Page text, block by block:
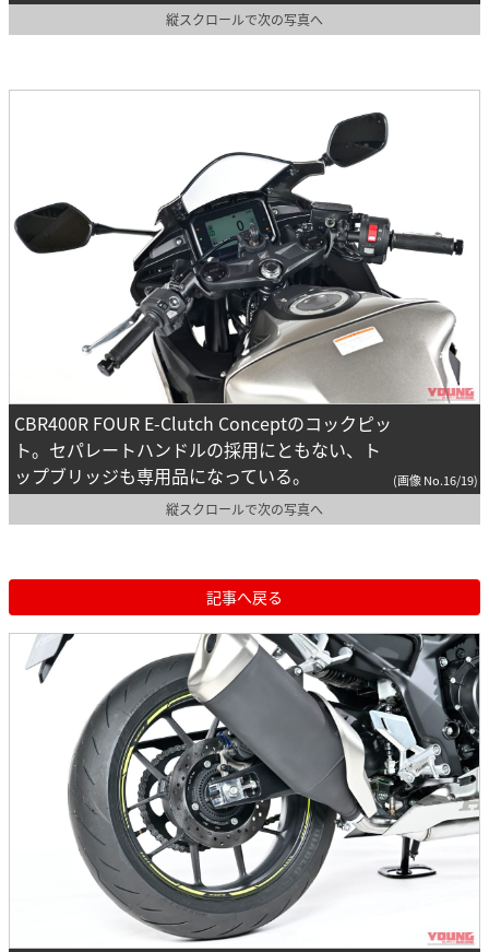
縦スクロールで次の写真へ
CBR400R FOUR E-Clutch Conceptのコックピッ
ト。セパレートハンドルの採用にともない、ト
ップブリッジも専用品になっている。
(画像 No.16/19)
縦スクロールで次の写真へ
記事へ戻る